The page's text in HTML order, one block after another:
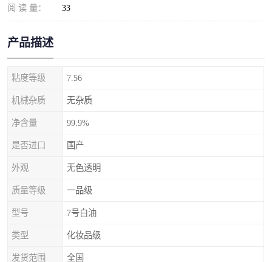
阅 读 量： 33
产品描述
粘度等级 7.56
机械杂质 无杂质
净含量 99.9%
是否进口 国产
外观 无色透明
质量等级 一品级
型号 7号白油
类型 化妆品级
发货范围 全国